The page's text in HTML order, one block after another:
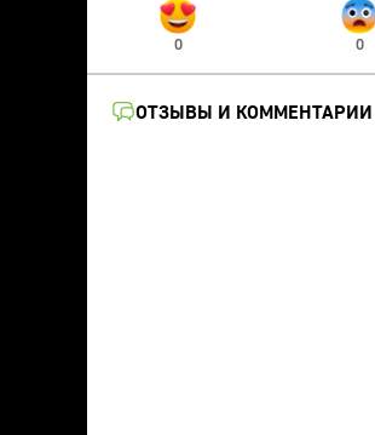
0 0
ОТЗЫВЫ И КОММЕНТАРИИ